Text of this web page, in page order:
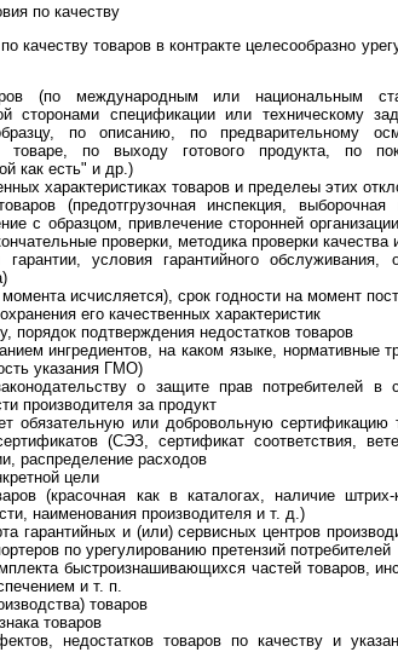
по качеству
качеству товаров в контракте целесообразно
(по международным или национальным
сторонами спецификации или техническому
по описанию, по предварительному
по выходу готового продукта, по
как есть" и др.)
характеристиках товаров и пределеы этих
(предотгрузочная инспекция, выборочная
с образцом, привлечение сторонней
проверки, методика проверки качества
условия гарантийного обслуживания,
исчисляется), срок годности на момент
его качественных характеристик
порядок подтверждения недостатков товаров
ингредиентов, на каком языке, нормативные
указания ГМО)
о защите прав потребителей в
производителя за продукт
обязательную или добровольную сертификацию
(СЭЗ, сертификат соответствия,
распределение расходов
цели
(красочная как в каталогах, наличие
наименования производителя и т. д.)
гарантийных и (или) сервисных центров
по урегулированию претензий потребителей
быстроизнашивающихся частей товаров,
и т. п.
товаров
товаров
недостатков товаров по качеству и